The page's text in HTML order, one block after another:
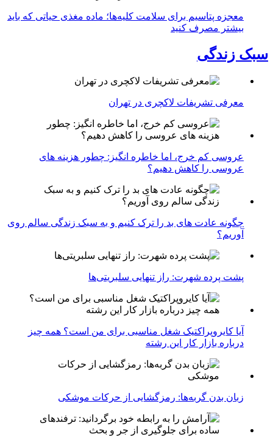
معجزه پتاسیم برای سلامت کلیه‌ها؛ ماده مغذی حیاتی که باید
بیشتر مصرف کنید
سبک زندگی
معرفی تشریفات لاکچری در تهران
عروسی کم خرج، اما خاطره انگیز: چطور هزینه های
عروسی را کاهش دهیم؟
چگونه عادت‌ های بد را ترک کنیم و به سبک زندگی سالم روی
آوریم؟
پشت پرده شهرت: راز تنهایی سلبریتی‌ها
آیا کایروپراکتیک شغل مناسبی برای من است؟ همه چیز
درباره بازار کار این رشته
زبان بدن گربه‌ها: رمزگشایی از حرکات موشکی